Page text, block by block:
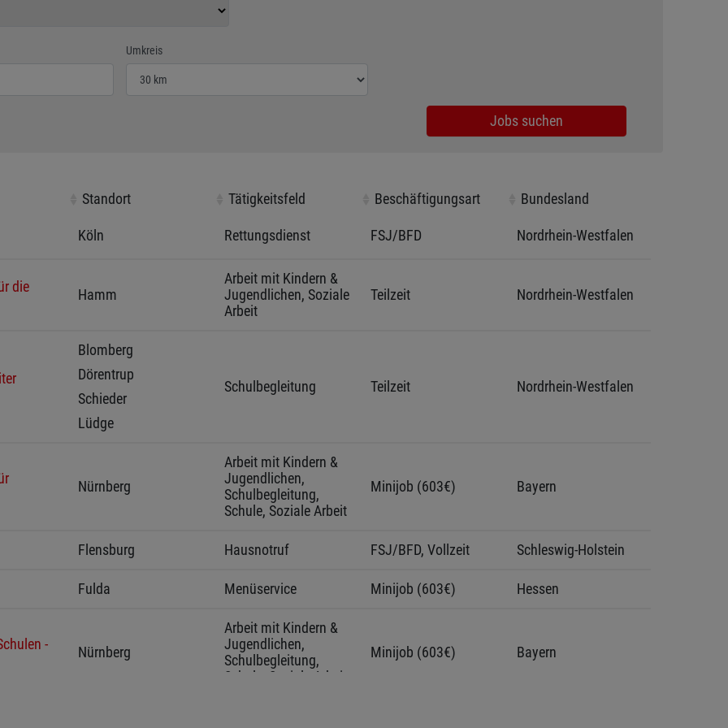
Umkreis
Wählen Sie den Umkreis für die Jobsuche
Jobs suchen
Standort Tätigkeitsfeld Beschäftigungsart Bundesland
Standort Tätigkeitsfeld Beschäftigungsart Bundesland
Köln Rettungsdienst FSJ/BFD Nordrhein-Westfalen
die Hamm
Arbeit mit Kindern &
Jugendlichen, Soziale
Arbeit
Teilzeit Nordrhein-Westfalen
Blomberg
Dörentrup
Schieder
Lüdge
Schulbegleitung Teilzeit Nordrhein-Westfalen
Nürnberg
Arbeit mit Kindern &
Jugendlichen,
Schulbegleitung,
Schule, Soziale Arbeit
Minijob (603€) Bayern
Flensburg Hausnotruf FSJ/BFD, Vollzeit Schleswig-Holstein
Fulda Menüservice Minijob (603€) Hessen
- Nürnberg
Arbeit mit Kindern &
Jugendlichen,
Schulbegleitung,
Schule, Soziale Arbeit
Minijob (603€) Bayern